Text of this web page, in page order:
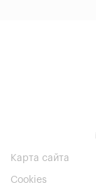
Карта сайта
Cookies